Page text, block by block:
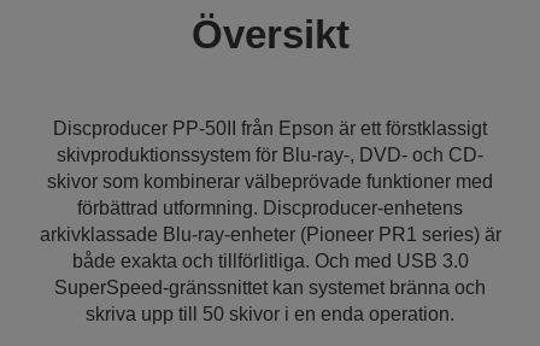
Översikt
Discproducer PP-50II från Epson är ett förstklassigt
skivproduktionssystem för Blu-ray-, DVD- och CD-
skivor som kombinerar välbeprövade funktioner med
förbättrad utformning. Discproducer-enhetens
arkivklassade Blu-ray-enheter (Pioneer PR1 series) är
både exakta och tillförlitliga. Och med USB 3.0
SuperSpeed-gränssnittet kan systemet bränna och
skriva upp till 50 skivor i en enda operation.